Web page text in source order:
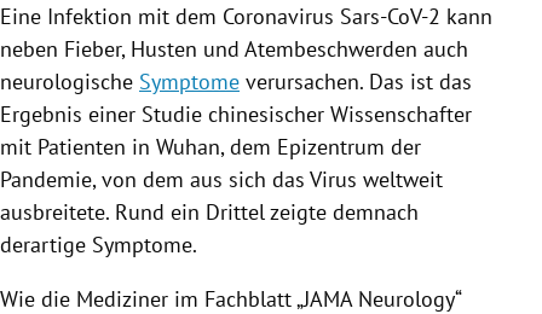
Untermenü
Eine Infektion mit dem Coronavirus Sars-CoV-2 kann
neben Fieber, Husten und Atembeschwerden auch
neurologische Symptome verursachen. Das ist das
Ergebnis einer Studie chinesischer Wissenschafter
mit Patienten in Wuhan, dem Epizentrum der
Pandemie, von dem aus sich das Virus weltweit
ausbreitete. Rund ein Drittel zeigte demnach
derartige Symptome.
Wie die Mediziner im Fachblatt „JAMA Neurology“